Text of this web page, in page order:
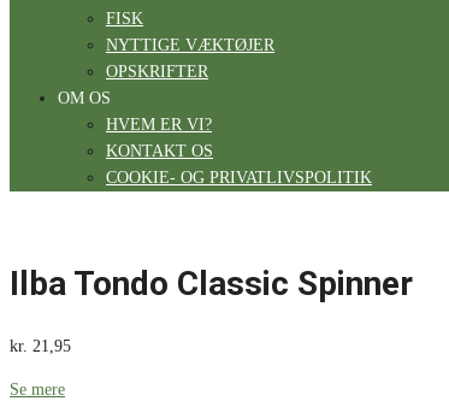
FISK
NYTTIGE VÆKTØJER
OPSKRIFTER
OM OS
HVEM ER VI?
KONTAKT OS
COOKIE- OG PRIVATLIVSPOLITIK
Ilba Tondo Classic Spinner
kr. 21,95
Se mere